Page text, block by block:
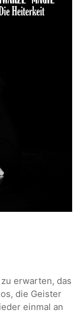
erwarten, das
die Geister
einmal an